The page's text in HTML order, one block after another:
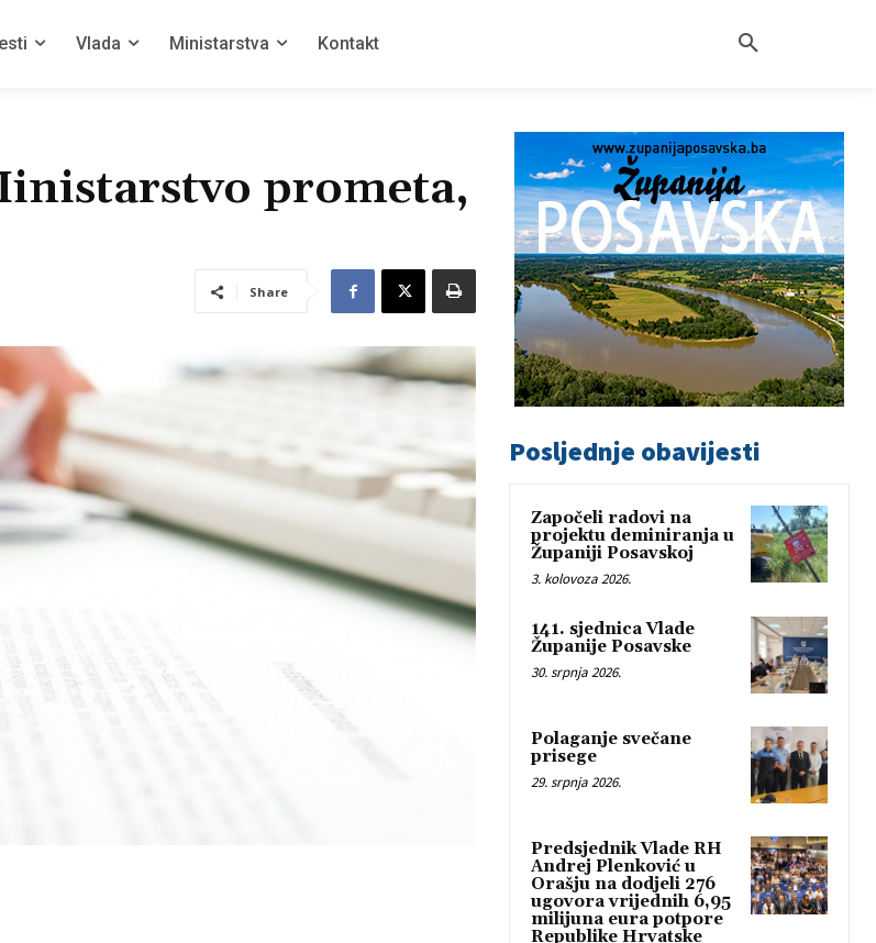
Vlada Ministarstva Kontakt
prometa,
Share
Posljednje obavijesti
Započeli radovi na
projektu deminiranja u
Županiji Posavskoj
3. kolovoza 2026.
141. sjednica Vlade
Županije Posavske
30. srpnja 2026.
Polaganje svečane
prisege
29. srpnja 2026.
Predsjednik Vlade RH
Andrej Plenković u
Orašju na dodjeli 276
ugovora vrijednih 6,95
milijuna eura potpore
Republike Hrvatske